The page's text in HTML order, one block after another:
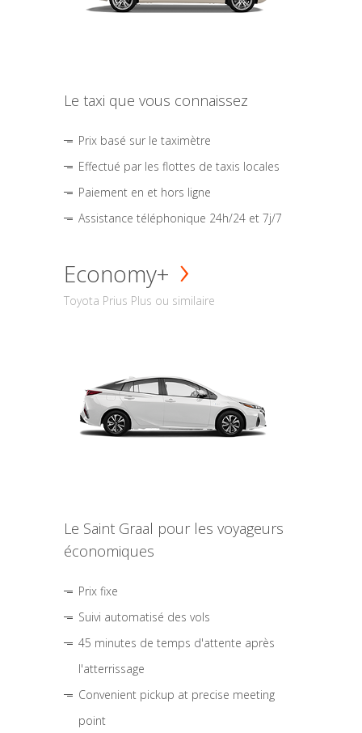
Le taxi que vous connaissez
Prix basé sur le taximètre
Effectué par les flottes de taxis locales
Paiement en et hors ligne
Assistance téléphonique 24h/24 et 7j/7
Economy+
Toyota Prius Plus ou similaire
Le Saint Graal pour les voyageurs
économiques
Prix fixe
Suivi automatisé des vols
45 minutes de temps d'attente après
l'atterrissage
Convenient pickup at precise meeting
point